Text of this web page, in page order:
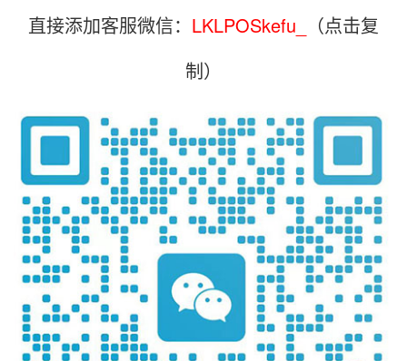
直接添加客服微信： LKLPOSkefu_
（点击复
制）